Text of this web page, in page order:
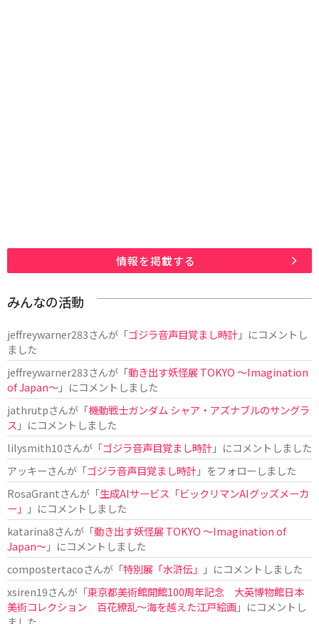
情報を掲載する
みんなの活動
jeffreywarner283さんが「ゴジラ音声目覚まし時計」にコメントし
ました
jeffreywarner283さんが「動き出す妖怪展 TOKYO 〜Imagination
of Japan〜」にコメントしました
jathrutpさんが「機動戦士ガンダム シャア・アズナブルのサングラ
ス 」にコメントしました
lilysmith10さんが「ゴジラ音声目覚まし時計」にコメントしました
アッキーさんが「ゴジラ音声目覚まし時計」をフォローしました
RosaGrantさんが「生成AIサービス「ビックリマンAIグッズメーカ
ー」
」にコメントしました
katarina8さんが「動き出す妖怪展 TOKYO 〜Imagination of
Japan〜」にコメントしました
compostertacoさんが「特別展「水滸伝」
」にコメントしました
xsiren19さんが「東京都美術館開館100周年記念 大英博物館日本
美術コレクション 百花繚乱～海を越えた江戸絵画」にコメントし